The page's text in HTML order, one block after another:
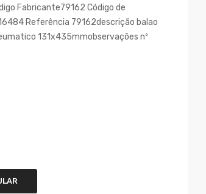
Fabricante79162 Código de
Referência 79162descrição balao
131x435mmobservações nº